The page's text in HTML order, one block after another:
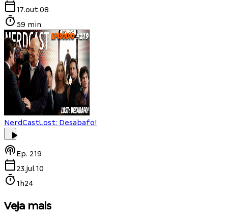
17.out.08
59 min
NerdCastLost: Desabafo!
Ep. 219
23.jul.10
1h24
Veja mais